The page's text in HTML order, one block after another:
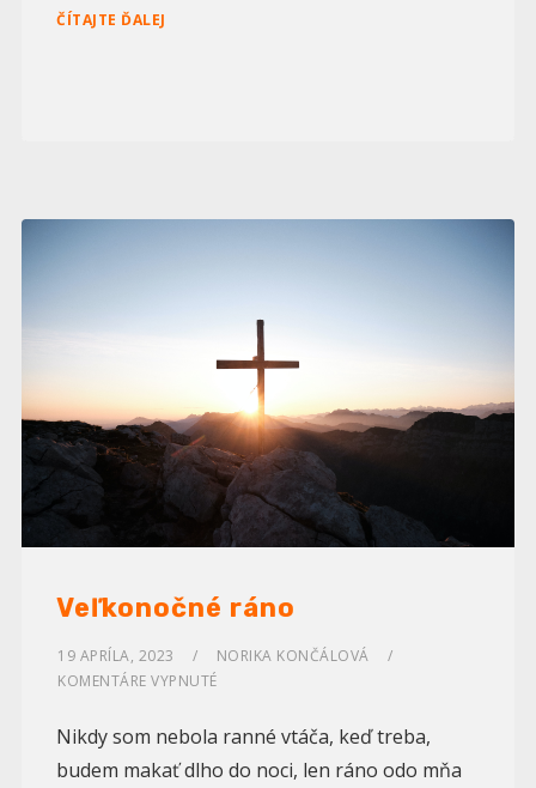
ČÍTAJTE ĎALEJ
Veľkonočné ráno
19 APRÍLA, 2023
NORIKA KONČÁLOVÁ
KOMENTÁRE VYPNUTÉ
Nikdy som nebola ranné vtáča, keď treba,
budem makať dlho do noci, len ráno odo mňa